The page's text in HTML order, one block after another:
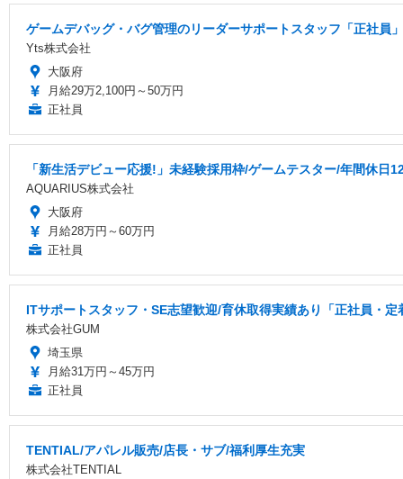
ゲームデバッグ・バグ管理のリーダーサポートスタッフ「正社員
Yts株式会社
大阪府
月給29万2,100円～50万円
正社員
「新生活デビュー応援!」未経験採用枠/ゲームテスター/年間休日
AQUARIUS株式会社
大阪府
月給28万円～60万円
正社員
ITサポートスタッフ・SE志望歓迎/育休取得実績あり「正社員・
株式会社GUM
埼玉県
月給31万円～45万円
正社員
TENTIAL/アパレル販売/店長・サブ/福利厚生充実
株式会社TENTIAL